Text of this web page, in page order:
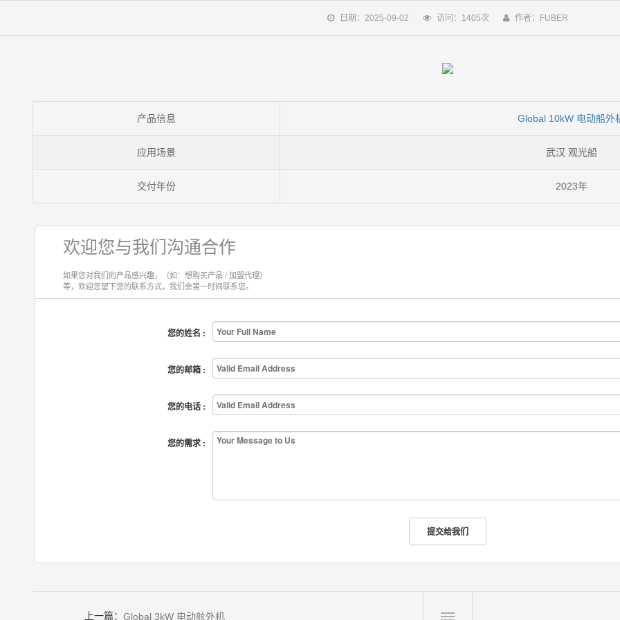
日期：2025-09-02 访问：1405次 作者：FUBER
产品信息 Global 10kW 电动船外
应用场景 武汉 观光船
交付年份 2023年
欢迎您与我们沟通合作
如果您对我们的产品感兴趣，（如：想购买产品 / 加盟代理）
等，欢迎您留下您的联系方式，我们会第一时间联系您。
您的姓名 :
您的邮箱 :
您的电话 :
您的需求 :
上一篇： Global 3kW 电动舷外机